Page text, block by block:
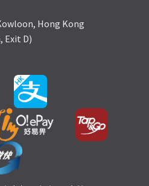
Hong Kong
Exit D)